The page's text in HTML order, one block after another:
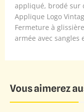
appliqué, brodé sur
Applique Logo
Fermeture à
armée avec sangles
Vous aimerez